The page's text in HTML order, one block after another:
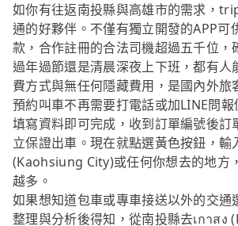
如你有往返南投縣與高雄市的需求，
通的好夥伴。不僅有獨立開發的APP可
款，合作註冊的合法司機超過五千位，
過年過節還是清晨深夜上下班，都有人
費方式與無任何隱藏費用，是國內外旅
預約叫車不再需要打電話或加LINE問
填寫資料即可完成，收到訂單編號後訂
立保證出車。現在就點選黃色按鈕，輸
(Kaohsiung City)或任何你想去的地方
越多。
如果想知道包車或專車接送以外的交通
整理與分析後得知，從南投縣去เกาสง